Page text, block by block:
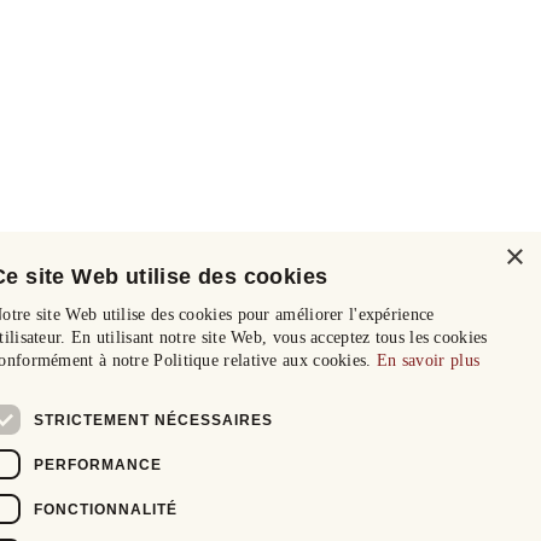
×
site Web utilise des cookies
site Web utilise des cookies pour améliorer l'expérience
En utilisant notre site Web, vous acceptez tous les cookies
à notre Politique relative aux cookies. En savoir plus
STRICTEMENT NÉCESSAIRES
PERFORMANCE
FONCTIONNALITÉ